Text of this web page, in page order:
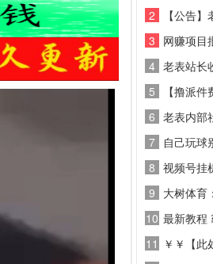
2
【公告
3 网赚项目
4 老表站长
5
【撸派
6 老表内部
7 自己玩球
8 视频号挂
9 大树体育
10 最新教程
11 ￥￥【此